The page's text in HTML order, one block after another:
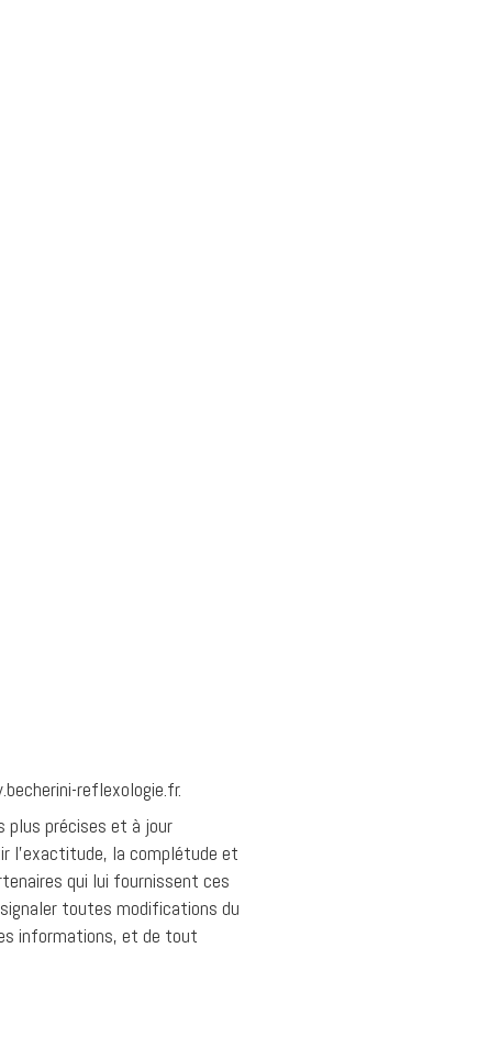
reflexologie.fr.
plus précises et à jour
l'exactitude, la complétude et
qui lui fournissent ces
toutes modifications du
informations, et de tout